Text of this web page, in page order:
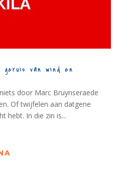
van wind en
door Marc Bruynseraede
Of twijfelen aan datgene
hebt. In die zin is...